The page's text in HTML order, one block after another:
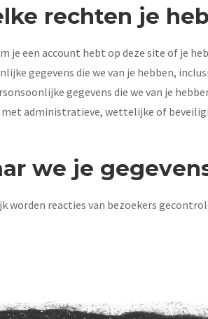
rechten je
je een account hebt op deze site of je
gegevens die we van je hebben,
gegevens die we van je
met administratieve, wettelijke of
we je
worden reacties van bezoekers